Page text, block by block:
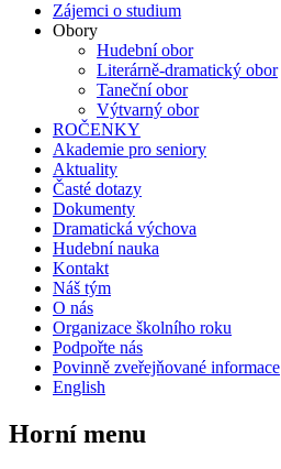
Zájemci o studium
Obory
Hudební obor
Literárně-dramatický obor
Taneční obor
Výtvarný obor
ROČENKY
Akademie pro seniory
Aktuality
Časté dotazy
Dokumenty
Dramatická výchova
Hudební nauka
Kontakt
Náš tým
O nás
Organizace školního roku
Podpořte nás
Povinně zveřejňované informace
English
Horní menu